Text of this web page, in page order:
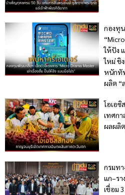
กองทุ
ให้ปัง
ใหม่ ชิ
หนักทั
ผลิต “
โอเอซิ
เทศก
ผลผลิ
กรมท
แก–ร
เชื่อม